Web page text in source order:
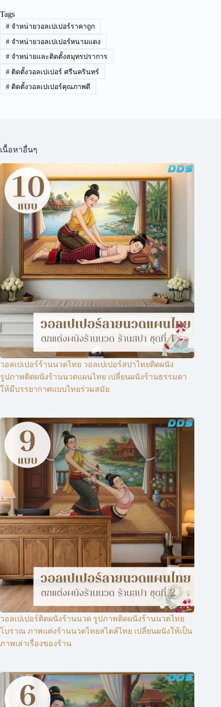
Tags
#จำหน่ายวอลเปเปอร์ราคาถูก
#จำหน่ายวอลเปเปอร์หนามแดง
#จำหน่ายและติดตั้งสมุทรปราการ
#ติดตั้งวอลเปเปอร์ ศรีนครินทร์
#ติดตั้งวอลเปเปอร์คุณภาพดี
เนื้อหาอื่นๆ
วอลเปเปอร์ร้านนวดไทย วอลเปเปอร์สปาไทยติดผนัง
รูปภาพติดผนังร้านนวดแผนไทย เปลี่ยนผนังร้านธรรมดา
ให้มีบรรยากาศแบบไทยร่วมสมัย
วอลเปเปอร์ติดผนังร้านนวด รูปภาพติดผนังร้านนวดไทย
โบราณ ภาพแต่งร้านนวดไทยสไตล์ไทย เปลี่ยนผนังให้เป็น
ภาพเล่าเรื่องของร้าน